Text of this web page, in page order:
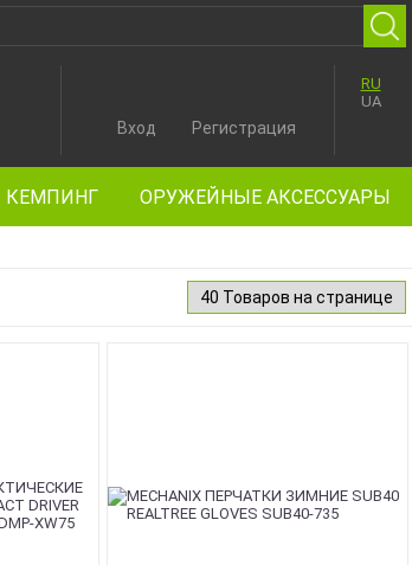
RU
UA
Вход Регистрация
КЕМПИНГ ОРУЖЕЙНЫЕ АКСЕССУАРЫ